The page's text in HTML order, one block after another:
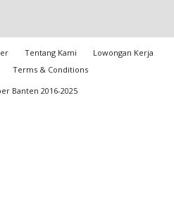
Tentang Kami
Lowongan Kerja
Terms & Conditions
Banten 2016-2025